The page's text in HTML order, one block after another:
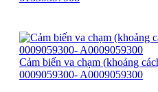
Cảm biến va chạm (khoảng
0009059300- A0009059300